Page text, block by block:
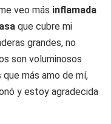
veo más inflamada
que cubre mi
grandes, no
son voluminosos
más amo de mí,
y estoy agradecida